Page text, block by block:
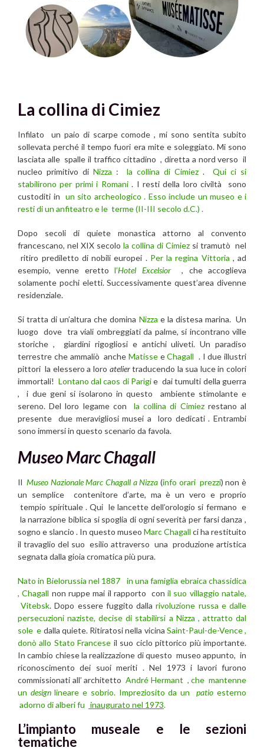
La collina di Cimiez
Infilato un paio di scarpe comode , mi sono sentita subito
sollevata perché il tempo fuori era mite e soleggiato. Mi sono
lasciata alle spalle il traffico cittadino , diretta a nord verso il
nucleo primitivo di Nizza : la collina di Cimiez .
Qui ci si
stabilirono per primi i Romani. I resti della loro civiltà sono
custoditi in un sito archeologico . Esso include un museo e i
resti di un anfiteatro e le terme (II-III secolo d.C.) .
Dopo secoli di quiete monastica attorno al convento
francescano, nel XIX secolo la collina di Cimiez si tramutò nel
ritiro prediletto di nobili europei . Per la regina Vittoria , ad
esempio, venne erettol’Hotel Excelsior, che accoglieva
solamente pochi eletti. Successivamente quest’area divenne
residenziale.
Si tratta di un’altura che domina Nizza e la distesa marina. Un
luogo dove tra viali ombreggiati da palme, si incontrano ville
storiche , giardini rigogliosi e antichi uliveti. Un paradiso
terrestre che ammaliò anche MatisseeChagall . I due illustri
pittori la elessero a loro ateliertraducendo la sua luce in colori
immortali! Lontano dal caos di Parigie dai tumulti della guerra
, i due geni si isolarono in questo ambiente stimolante e
sereno. Del loro legame conla collina di Cimiezrestano al
presente due meravigliosi musei a loro dedicati . Entrambi
sono immersi in questo scenario da favola.
Museo Marc Chagall
IlMuseo Nazionale Marc Chagall a Nizza (info orari prezzi) non è
un semplice contenitore d’arte, ma è un vero e proprio
tempio spirituale . Qui le lancette dell’orologio si fermano e
la narrazione biblica si spoglia di ogni severità per farsi danza ,
sogno e slancio . In questo museo Marc Chagall ci ha restituito
il travaglio del suo esilio attraverso una produzione artistica
segnata dalla gioia cromatica più pura.
Nato in Bielorussia nel 1887
in una famiglia ebraica chassidica
, Chagall non ruppe mai il rapporto conil suo villaggio natale,
Vitebsk. Dopo essere fuggito dallarivoluzione russa e dalle
persecuzioni naziste, decise di stabilirsi a Nizza , attratto dal
sole e dalla quiete. Ritiratosi nella vicina Saint-Paul-de-Vence ,
donò allo Stato Francese il suo ciclo pittorico più importante.
In cambio chiese la realizzazione di questo museo appunto, in
riconoscimento dei suoi meriti . Nel 1973 i lavori furono
commissionati all’ architetto André Hermant , che mantenne
un designlineare e sobrio. Impreziosito da unpatio esterno
adorno di alberi fu inaugurato nel 1973.
L’impianto museale e le sezioni
tematiche